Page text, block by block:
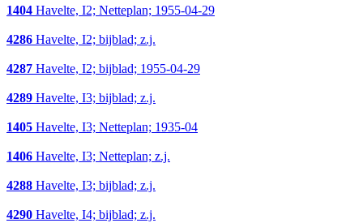
1404 Havelte, I2; Netteplan; 1955-04-29
4286 Havelte, I2; bijblad; z.j.
4287 Havelte, I2; bijblad; 1955-04-29
4289 Havelte, I3; bijblad; z.j.
1405 Havelte, I3; Netteplan; 1935-04
1406 Havelte, I3; Netteplan; z.j.
4288 Havelte, I3; bijblad; z.j.
4290 Havelte, I4; bijblad; z.j.